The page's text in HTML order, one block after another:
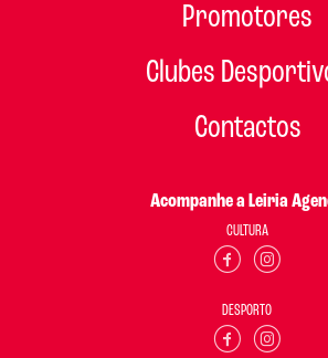
Promotores
Clubes
Contactos
Acompanhe a Leiria
CULTURA
DESPORTO